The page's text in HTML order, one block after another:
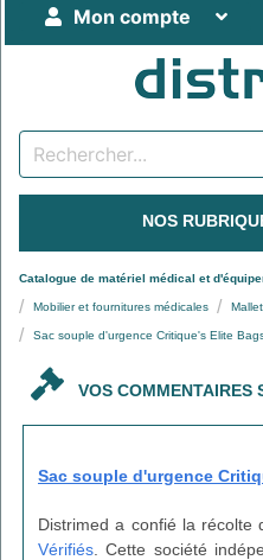
Mon compte
NOS
Catalogue de matériel médical et
Mobilier et fournitures médicales
Sac souple d'urgence Critique's Elite
VOS COMMENTAIRES
Sac souple d'urgence
Distrimed a confié la récolte
Vérifiés . Cette société